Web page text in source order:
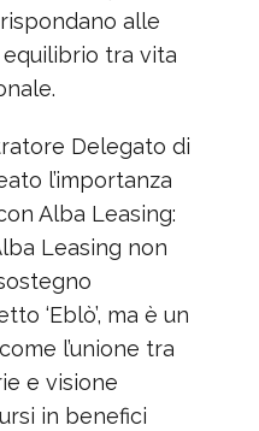
alle
tra vita
Delegato di
l’importanza
Alba Leasing:
Leasing non
‘Eblò’, ma è un
l’unione tra
e visione
in benefici